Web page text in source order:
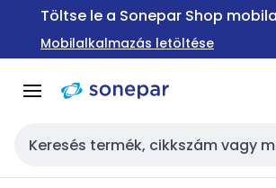
Ugrás a
Ugrás a
tartalomra
Töltse le a Sonepar Shop
Mobilalkalmazás letöltése
Keresési bemenet